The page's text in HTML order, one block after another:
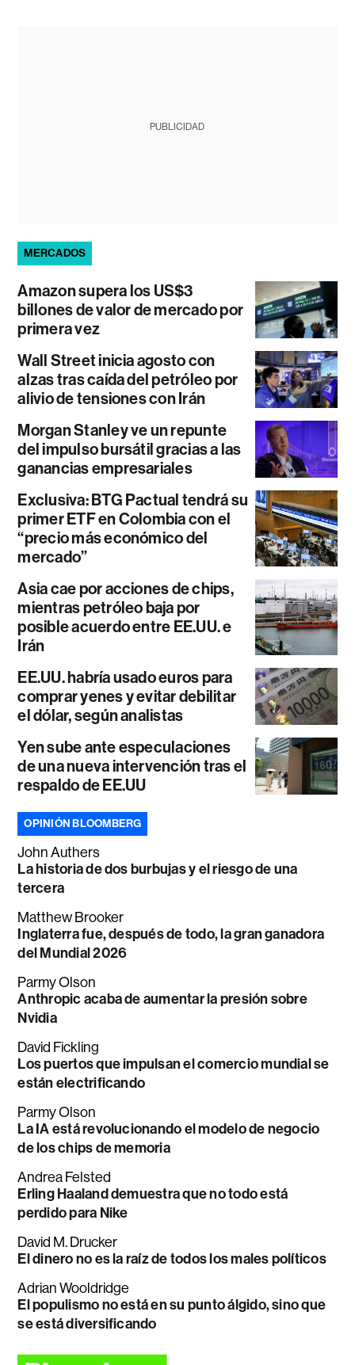
PUBLICIDAD
MERCADOS
Amazon supera los US$3
billones de valor de mercado por
primera vez
Wall Street inicia agosto con
alzas tras caída del petróleo por
alivio de tensiones con Irán
Morgan Stanley ve un repunte
del impulso bursátil gracias a las
ganancias empresariales
Exclusiva: BTG Pactual tendrá su
primer ETF en Colombia con el
“precio más económico del
mercado”
Asia cae por acciones de chips,
mientras petróleo baja por
posible acuerdo entre EE.UU. e
Irán
EE.UU. habría usado euros para
comprar yenes y evitar debilitar
el dólar, según analistas
Yen sube ante especulaciones
de una nueva intervención tras el
respaldo de EE.UU
OPINIÓN BLOOMBERG
John Authers
La historia de dos burbujas y el riesgo de una
tercera
Matthew Brooker
Inglaterra fue, después de todo, la gran ganadora
del Mundial 2026
Parmy Olson
Anthropic acaba de aumentar la presión sobre
Nvidia
David Fickling
Los puertos que impulsan el comercio mundial se
están electrificando
Parmy Olson
La IA está revolucionando el modelo de negocio
de los chips de memoria
Andrea Felsted
Erling Haaland demuestra que no todo está
perdido para Nike
David M. Drucker
El dinero no es la raíz de todos los males políticos
Adrian Wooldridge
El populismo no está en su punto álgido, sino que
se está diversificando